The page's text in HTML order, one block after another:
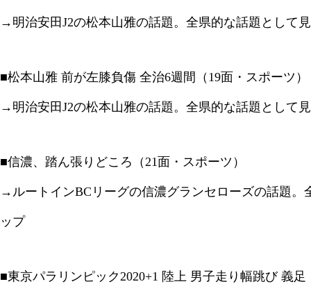
→明治安田J2の松本山雅の話題。全県的な話題として
■松本山雅 前が左膝負傷 全治6週間（19面・スポーツ）
→明治安田J2の松本山雅の話題。全県的な話題として
■信濃、踏ん張りどころ（21面・スポーツ）
→ルートインBCリーグの信濃グランセローズの話題。
ップ
■東京パラリンピック2020+1 陸上 男子走り幅跳び 義